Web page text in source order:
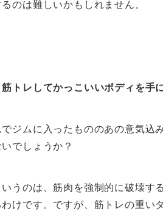
のは難しいかもしれません。
筋トレしてかっこいいボディを手
ジムに入ったもののあの意気込
でしょうか？
うのは、筋肉を強制的に破壊す
けです。ですが、筋トレの重い